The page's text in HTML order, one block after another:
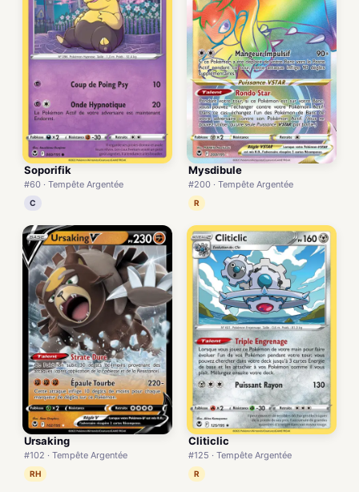
Soporifik
#60 · Tempête Argentée
C
Mysdibule
#200 · Tempête Argentée
R
Ursaking
#102 · Tempête Argentée
RH
Cliticlic
#125 · Tempête Argentée
R